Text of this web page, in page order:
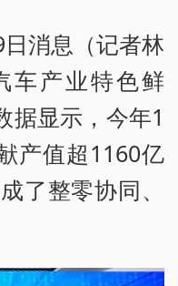
消息（记者林
车产业特色鲜
据显示，今年1
产值超1160亿
了整零协同、